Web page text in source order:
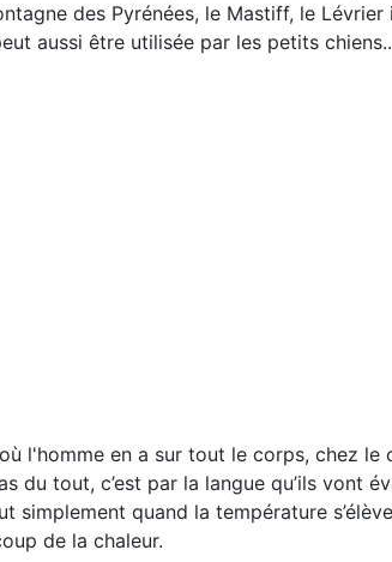
des Pyrénées, le Mastiff, le Lévrier
aussi être utilisée par les petits
l'homme en a sur tout le corps, chez le
tout, c’est par la langue qu’ils vont
quand la température s’élève
de la chaleur.